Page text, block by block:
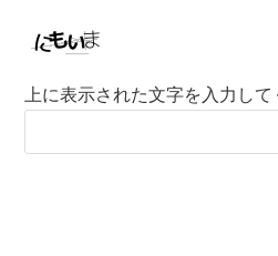
上に表示された文字を入力して